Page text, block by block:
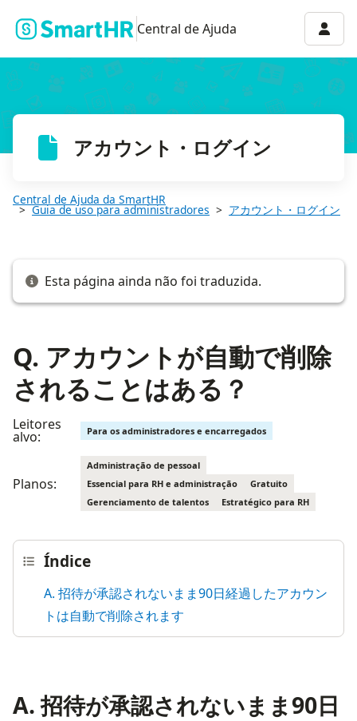
Central de Ajuda
アカウント・ログイン
Central de Ajuda da SmartHR
Guia de uso para administradores アカウント・ログイン
Esta página ainda não foi traduzida.
Q. アカウントが自動で削除
されることはある？
Leitores
alvo: Para os administradores e encarregados
Planos:
Administração de pessoal
Essencial para RH e administração
Gratuito
Gerenciamento de talentos
Estratégico para RH
Índice
A. 招待が承認されないまま90日経過したアカウン
トは自動で削除されます
A. 招待が承認されないまま90日